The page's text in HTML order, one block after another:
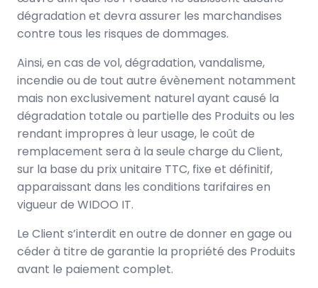
dégradation et devra assurer les marchandises
contre tous les risques de dommages.
Ainsi, en cas de vol, dégradation, vandalisme,
incendie ou de tout autre évènement notamment
mais non exclusivement naturel ayant causé la
dégradation totale ou partielle des Produits ou les
rendant impropres à leur usage, le coût de
remplacement sera à la seule charge du Client,
sur la base du prix unitaire TTC, fixe et définitif,
apparaissant dans les conditions tarifaires en
vigueur de WIDOO IT.
Le Client s’interdit en outre de donner en gage ou
céder à titre de garantie la propriété des Produits
avant le paiement complet.